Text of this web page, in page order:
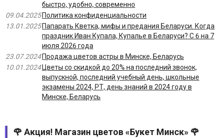
быстро, удобно, современно
09.04.2025 Политика конфиденциальности
13.01.2025 Папарать Кветка, мифы и предания Беларуси. Когда
праздник Иван Купала, Купалье в Беларуси? С 6 на 7
июля 2026 года
23.07.2024 Продажа цветов астры в Минске, Беларусь
10.01.2024 Цветы со скидкой до 20% на последний звонок,
выпускной, последний учебный день, школьные
экзамены 2024, РТ, день знаний в 2024 году в
Минске, Беларусь
🌹 Акция! Магазин цветов «Букет Минск» 🌹